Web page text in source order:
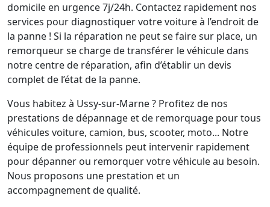
domicile en urgence 7j/24h. Contactez rapidement nos
services pour diagnostiquer votre voiture à l’endroit de
la panne ! Si la réparation ne peut se faire sur place, un
remorqueur se charge de transférer le véhicule dans
notre centre de réparation, afin d’établir un devis
complet de l’état de la panne.
Vous habitez à Ussy-sur-Marne ? Profitez de nos
prestations de dépannage et de remorquage pour tous
véhicules voiture, camion, bus, scooter, moto... Notre
équipe de professionnels peut intervenir rapidement
pour dépanner ou remorquer votre véhicule au besoin.
Nous proposons une prestation et un
accompagnement de qualité.